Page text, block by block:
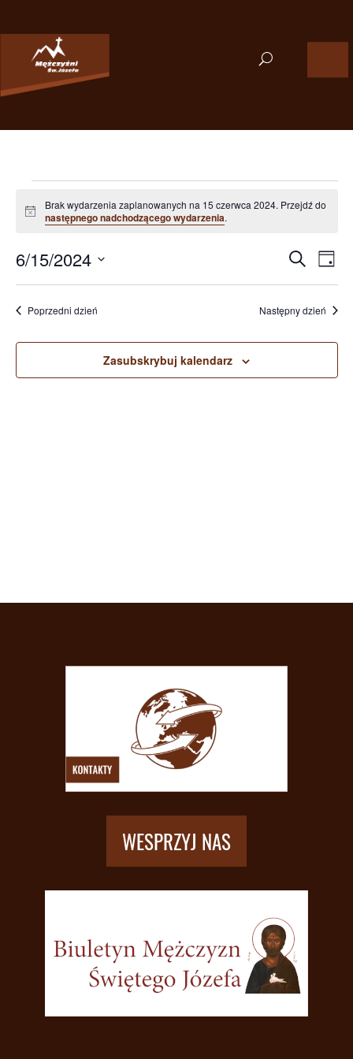
Wydarzenia
for
czerwca
2024
Powiadomienie
Brak wydarzenia zaplanowanych na 15 czerwca 2024. Przejdź do
następnego nadchodzącego wydarzenia.
i
Szukaj Dzień
6/15/2024
Wybierz
datę.Poprzedni dzień Następny dzień
Zasubskrybuj kalendarz
WESPRZYJ NAS